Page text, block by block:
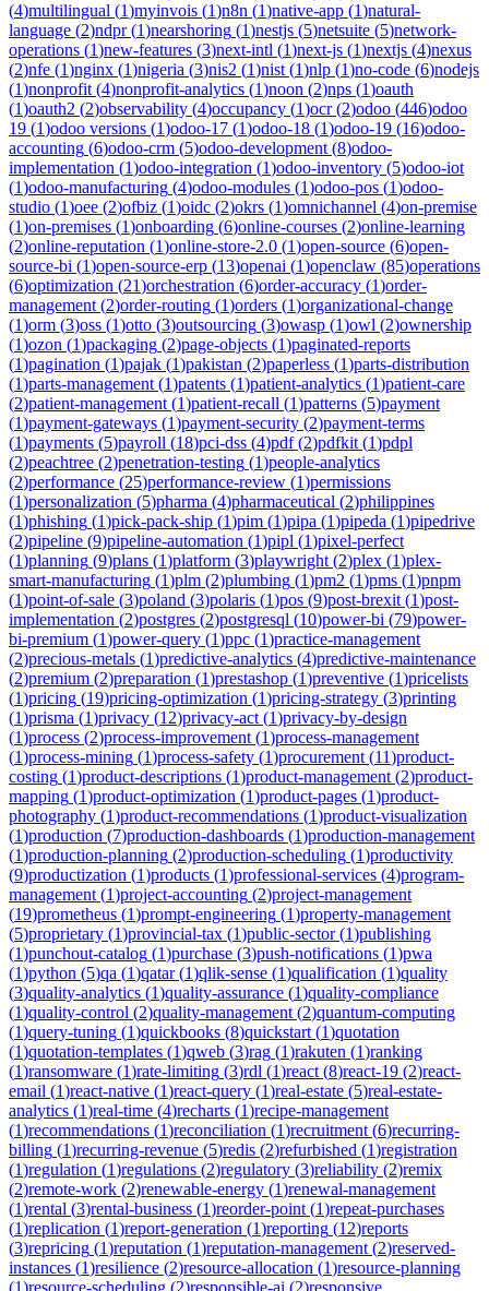
(4)multilingual (1)myinvois (1)n8n (1)native-app (1)natural-
language (2)ndpr(1)nearshoring (1)nestjs (5)netsuite (5)network-
operations (1)new-features (3)next-intl (1)next-js (1)nextjs (4)nexus
(2)nfe (1)nginx (1)nigeria (3)nis2 (1)nist (1)nlp (1)no-code (6)nodejs
(1)nonprofit (4)nonprofit-analytics (1)noon (2)nps (1)oauth
(1)oauth2 (2)observability (4)occupancy (1)ocr(2)odoo (446)odoo
19 (1)odoo versions (1)odoo-17 (1)odoo-18 (1)odoo-19 (16)odoo-
accounting (6)odoo-crm (5)odoo-development (8)odoo-
implementation (1)odoo-integration (1)odoo-inventory (5)odoo-iot
(1)odoo-manufacturing (4)odoo-modules (1)odoo-pos (1)odoo-
studio (1)oee (2)ofbiz (1)oidc (2)okrs (1)omnichannel (4)on-premise
(1)on-premises (1)onboarding (6)online-courses (2)online-learning
(2)online-reputation (1)online-store-2.0 (1)open-source (6)open-
source-bi (1)open-source-erp (13)openai (1)openclaw (85)operations
(6)optimization (21)orchestration (6)order-accuracy (1)order-
management (2)order-routing (1)orders (1)organizational-change
(1)orm (3)oss (1)otto (3)outsourcing (3)owasp (1)owl (2)ownership
(1)ozon (1)packaging (2)page-objects (1)paginated-reports
(1)pagination (1)pajak (1)pakistan (2)paperless (1)parts-distribution
(1)parts-management (1)patents (1)patient-analytics (1)patient-care
(2)patient-management (1)patient-recall (1)patterns (5)payment
(1)payment-gateways (1)payment-security (2)payment-terms
(1)payments (5)payroll (18)pci-dss (4)pdf(2)pdfkit (1)pdpl
(2)peachtree (2)penetration-testing (1)people-analytics
(2)performance (25)performance-review (1)permissions
(1)personalization (5)pharma (4)pharmaceutical (2)philippines
(1)phishing (1)pick-pack-ship (1)pim (1)pipa (1)pipeda (1)pipedrive
(2)pipeline (9)pipeline-automation (1)pipl (1)pixel-perfect
(1)planning (9)plans (1)platform (3)playwright (2)plex (1)plex-
smart-manufacturing (1)plm (2)plumbing (1)pm2 (1)pms (1)pnpm
(1)point-of-sale (3)poland (3)polaris (1)pos (9)post-brexit (1)post-
implementation (2)postgres (2)postgresql (10)power-bi (79)power-
bi-premium (1)power-query (1)ppc (1)practice-management
(2)precious-metals (1)predictive-analytics (4)predictive-maintenance
(2)premium (2)preparation (1)prestashop (1)preventive (1)pricelists
(1)pricing (19)pricing-optimization (1)pricing-strategy (3)printing
(1)prisma (1)privacy (12)privacy-act (1)privacy-by-design
(1)process (2)process-improvement (1)process-management
(1)process-mining (1)process-safety (1)procurement (11)product-
costing (1)product-descriptions (1)product-management (2)product-
mapping (1)product-optimization (1)product-pages (1)product-
photography (1)product-recommendations (1)product-visualization
(1)production (7)production-dashboards (1)production-management
(1)production-planning (2)production-scheduling (1)productivity
(9)productization (1)products (1)professional-services (4)program-
management (1)project-accounting (2)project-management
(19)prometheus (1)prompt-engineering (1)property-management
(5)proprietary (1)provincial-tax (1)public-sector(1)publishing
(1)punchout-catalog (1)purchase (3)push-notifications (1)pwa
(1)python (5)qa (1)qatar(1)qlik-sense (1)qualification (1)quality
(3)quality-analytics (1)quality-assurance (1)quality-compliance
(1)quality-control (2)quality-management (2)quantum-computing
(1)query-tuning (1)quickbooks (8)quickstart (1)quotation
(1)quotation-templates (1)qweb (3)rag (1)rakuten (1)ranking
(1)ransomware (1)rate-limiting (3)rdl (1)react (8)react-19 (2)react-
email (1)react-native (1)react-query (1)real-estate (5)real-estate-
analytics (1)real-time (4)recharts (1)recipe-management
(1)recommendations (1)reconciliation (1)recruitment (6)recurring-
billing (1)recurring-revenue (5)redis (2)refurbished (1)registration
(1)regulation (1)regulations (2)regulatory (3)reliability (2)remix
(2)remote-work (2)renewable-energy (1)renewal-management
(1)rental (3)rental-business (1)reorder-point (1)repeat-purchases
(1)replication (1)report-generation (1)reporting (12)reports
(3)repricing (1)reputation (1)reputation-management (2)reserved-
instances (1)resilience (2)resource-allocation (1)resource-planning
(1)resource-scheduling (2)responsible-ai (2)responsive